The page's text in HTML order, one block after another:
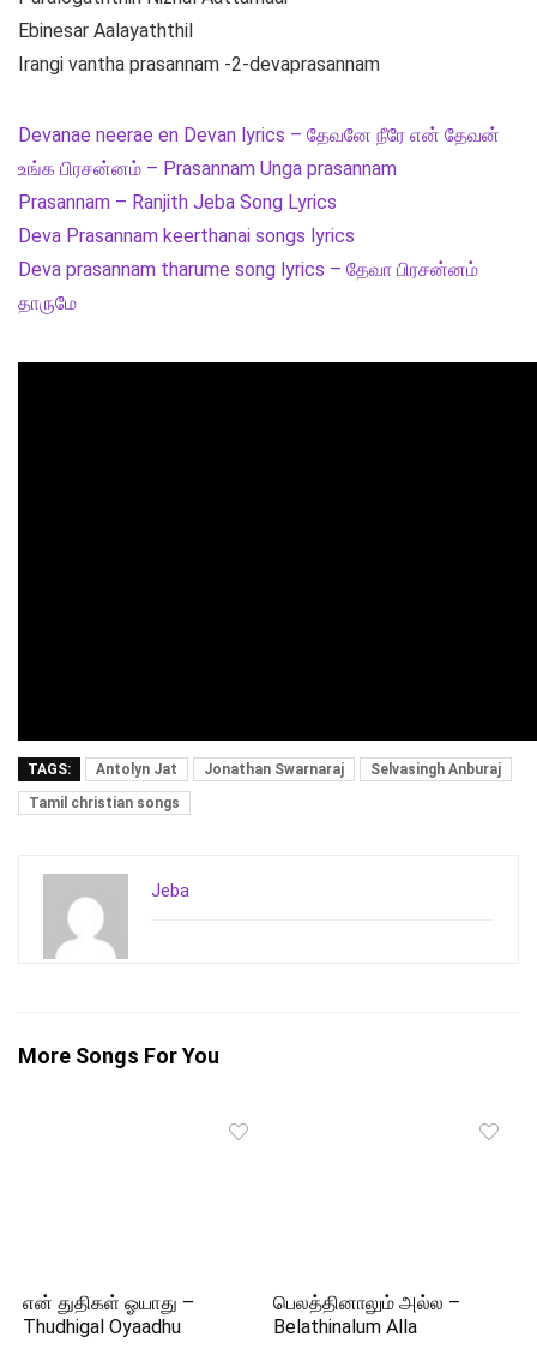
Ebinesar Aalayaththil
Irangi vantha prasannam -2-devaprasannam
Devanae neerae en Devan lyrics – தேவனே நீரே என் தேவன்
உங்க பிரசன்னம் – Prasannam Unga prasannam
Prasannam – Ranjith Jeba Song Lyrics
Deva Prasannam keerthanai songs lyrics
Deva prasannam tharume song lyrics – தேவா பிரசன்னம்
தாருமே
TAGS: Antolyn Jat Jonathan Swarnaraj
Selvasingh Anburaj
Tamil christian songs
Jeba
More Songs For You
என் துதிகள் ஓயாது –
Thudhigal Oyaadhu
பெலத்தினாலும் அல்ல –
Belathinalum Alla